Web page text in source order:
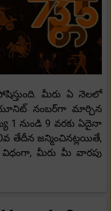
మీరు ఏ నెలలో
నంబర్‌గా మార్చిన
1 నుండి 9 వరకు ఏదైనా
తేదీన జన్మించినట్లయితే,
మీరు మీ వారపు